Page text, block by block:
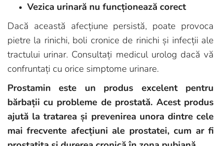
Vezica urinară nu funcționează corect
Dacă această afecțiune persistă, poate provoca
pietre la rinichi, boli cronice de rinichi și infecții ale
tractului urinar. Consultați medicul urolog dacă vă
confruntați cu orice simptome urinare.
Prostamin este un produs excelent pentru
bărbații cu probleme de prostată. Acest produs
ajută la tratarea și prevenirea unora dintre cele
mai frecvente afecțiuni ale prostatei, cum ar fi